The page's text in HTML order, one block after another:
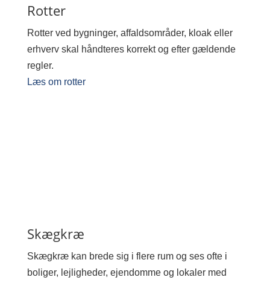
Rotter
Rotter ved bygninger, affaldsområder, kloak eller
erhverv skal håndteres korrekt og efter gældende
regler.
Læs om rotter
Skægkræ
Skægkræ kan brede sig i flere rum og ses ofte i
boliger, lejligheder, ejendomme og lokaler med